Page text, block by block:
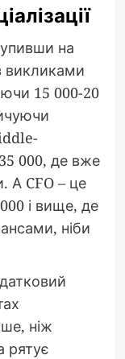
на
викликами
15 000-20
000, де вже
А CFO – це
і вище, де
ніби
ніж
рятує